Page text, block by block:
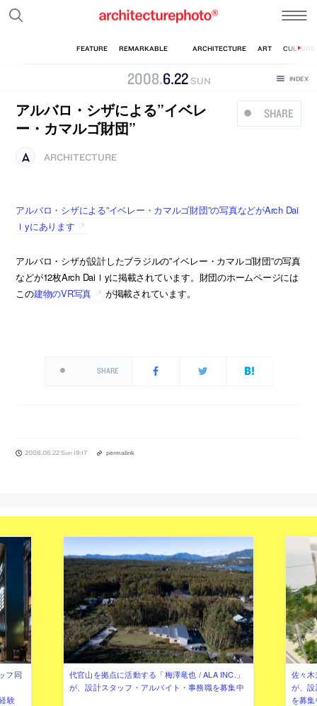
2008.6.22 SUN
SHARE
アルバロ・シザによる”イベレ
ー・カマルゴ財団”
ARCHITECTURE
アルバロ・シザによる”イベレー・カマルゴ財団”の写真などがArch Dai
ｌyにあります
アルバロ・シザが設計したブラジルの”イベレー・カマルゴ財団”の写真
などが12枚Arch Daiｌyに掲載されています。財団のホームページには
この建物のVR写真 が掲載されています。
SHARE
2008.06.22 Sun 19:17 permalink
フ同
験
代官山を拠点に活動する「梅澤竜也 / ALA INC.」
が、設計スタッフ・アルバイト・事務職を募集中
佐々
が、
を募